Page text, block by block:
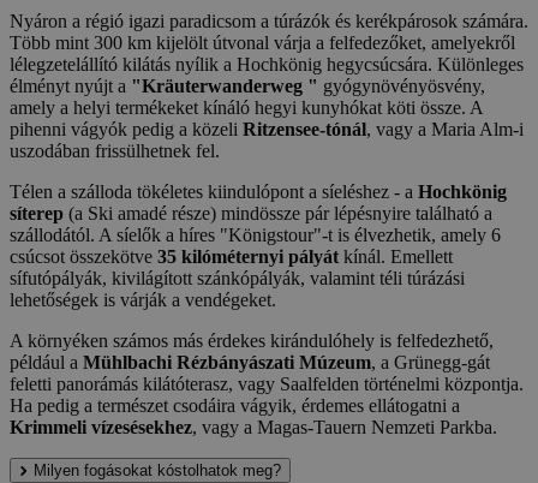
Nyáron a régió igazi paradicsom a túrázók és kerékpárosok számára.
Több mint 300 km kijelölt útvonal várja a felfedezőket, amelyekről
lélegzetelállító kilátás nyílik a Hochkönig hegycsúcsára. Különleges
élményt nyújt a "Kräuterwanderweg " gyógynövényösvény,
amely a helyi termékeket kínáló hegyi kunyhókat köti össze. A
pihenni vágyók pedig a közeli Ritzensee-tónál, vagy a Maria Alm-i
uszodában frissülhetnek fel.
Télen a szálloda tökéletes kiindulópont a síeléshez - a Hochkönig
síterep (a Ski amadé része) mindössze pár lépésnyire található a
szállodától. A síelők a híres "Königstour"-t is élvezhetik, amely 6
csúcsot összekötve 35 kilóméternyi pályát kínál. Emellett
sífutópályák, kivilágított szánkópályák, valamint téli túrázási
lehetőségek is várják a vendégeket.
A környéken számos más érdekes kirándulóhely is felfedezhető,
például a Mühlbachi Rézbányászati Múzeum, a Grünegg-gát
feletti panorámás kilátóterasz, vagy Saalfelden történelmi központja.
Ha pedig a természet csodáira vágyik, érdemes ellátogatni a
Krimmeli vízesésekhez, vagy a Magas-Tauern Nemzeti Parkba.
Milyen fogásokat kóstolhatok meg?